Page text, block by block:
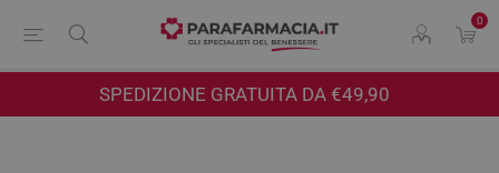
0
SPEDIZIONE GRATUITA DA €49,90